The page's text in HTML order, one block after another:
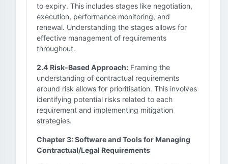
to expiry. This includes stages like negotiation,
execution, performance monitoring, and
renewal. Understanding the stages allows for
effective management of requirements
throughout.
2.4 Risk-Based Approach: Framing the
understanding of contractual requirements
around risk allows for prioritisation. This involves
identifying potential risks related to each
requirement and implementing mitigation
strategies.
Chapter 3: Software and Tools for Managing
Contractual/Legal Requirements